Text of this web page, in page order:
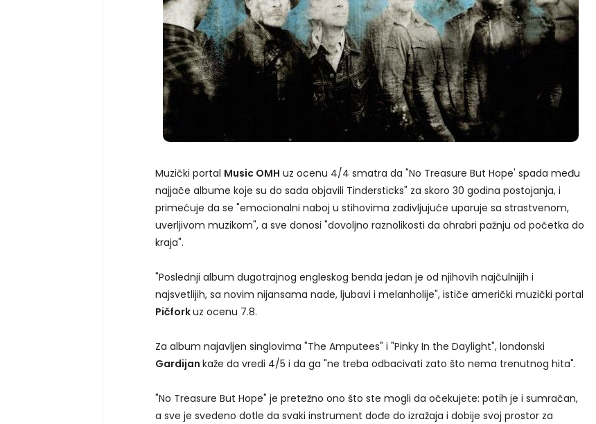
Muzički portal Music OMH uz ocenu 4/4 smatra da "No Treasure But Hope' spada među
najjače albume koje su do sada objavili Tindersticks" za skoro 30 godina postojanja, i
primećuje da se "emocionalni naboj u stihovima zadivljujuće uparuje sa strastvenom,
uverljivom muzikom", a sve donosi "dovoljno raznolikosti da ohrabri pažnju od početka do
kraja".
"Poslednji album dugotrajnog engleskog benda jedan je od njihovih najčulnijih i
najsvetlijih, sa novim nijansama nade, ljubavi i melanholije", ističe američki muzički portal
Pičforkuz ocenu 7.8.
Za album najavljen singlovima "The Amputees" i "Pinky In the Daylight", londonski
Gardijan kaže da vredi 4/5 i da ga "ne treba odbacivati zato što nema trenutnog hita".
"No Treasure But Hope" je pretežno ono što ste mogli da očekujete: potih je i sumračan,
a sve je svedeno dotle da svaki instrument dođe do izražaja i dobije svoj prostor za